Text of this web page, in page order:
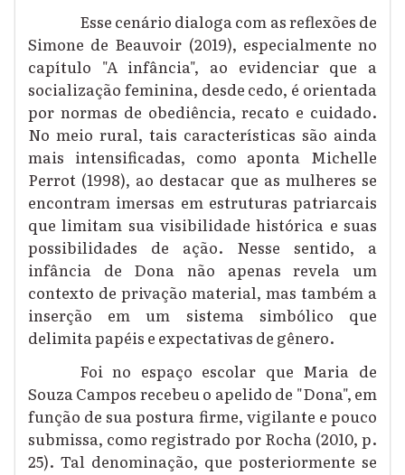
Esse cenário dialoga com as reflexões de
Simone de Beauvoir (2019), especialmente no
capítulo "A infância", ao evidenciar que a
socialização feminina, desde cedo, é orientada
por normas de obediência, recato e cuidado.
No meio rural, tais características são ainda
mais intensificadas, como aponta Michelle
Perrot (1998), ao destacar que as mulheres se
encontram imersas em estruturas patriarcais
que limitam sua visibilidade histórica e suas
possibilidades de ação. Nesse sentido, a
infância de Dona não apenas revela um
contexto de privação material, mas também a
inserção em um sistema simbólico que
delimita papéis e expectativas de gênero.
Foi no espaço escolar que Maria de
Souza Campos recebeu o apelido de "Dona", em
função de sua postura firme, vigilante e pouco
submissa, como registrado por Rocha (2010, p.
25). Tal denominação, que posteriormente se